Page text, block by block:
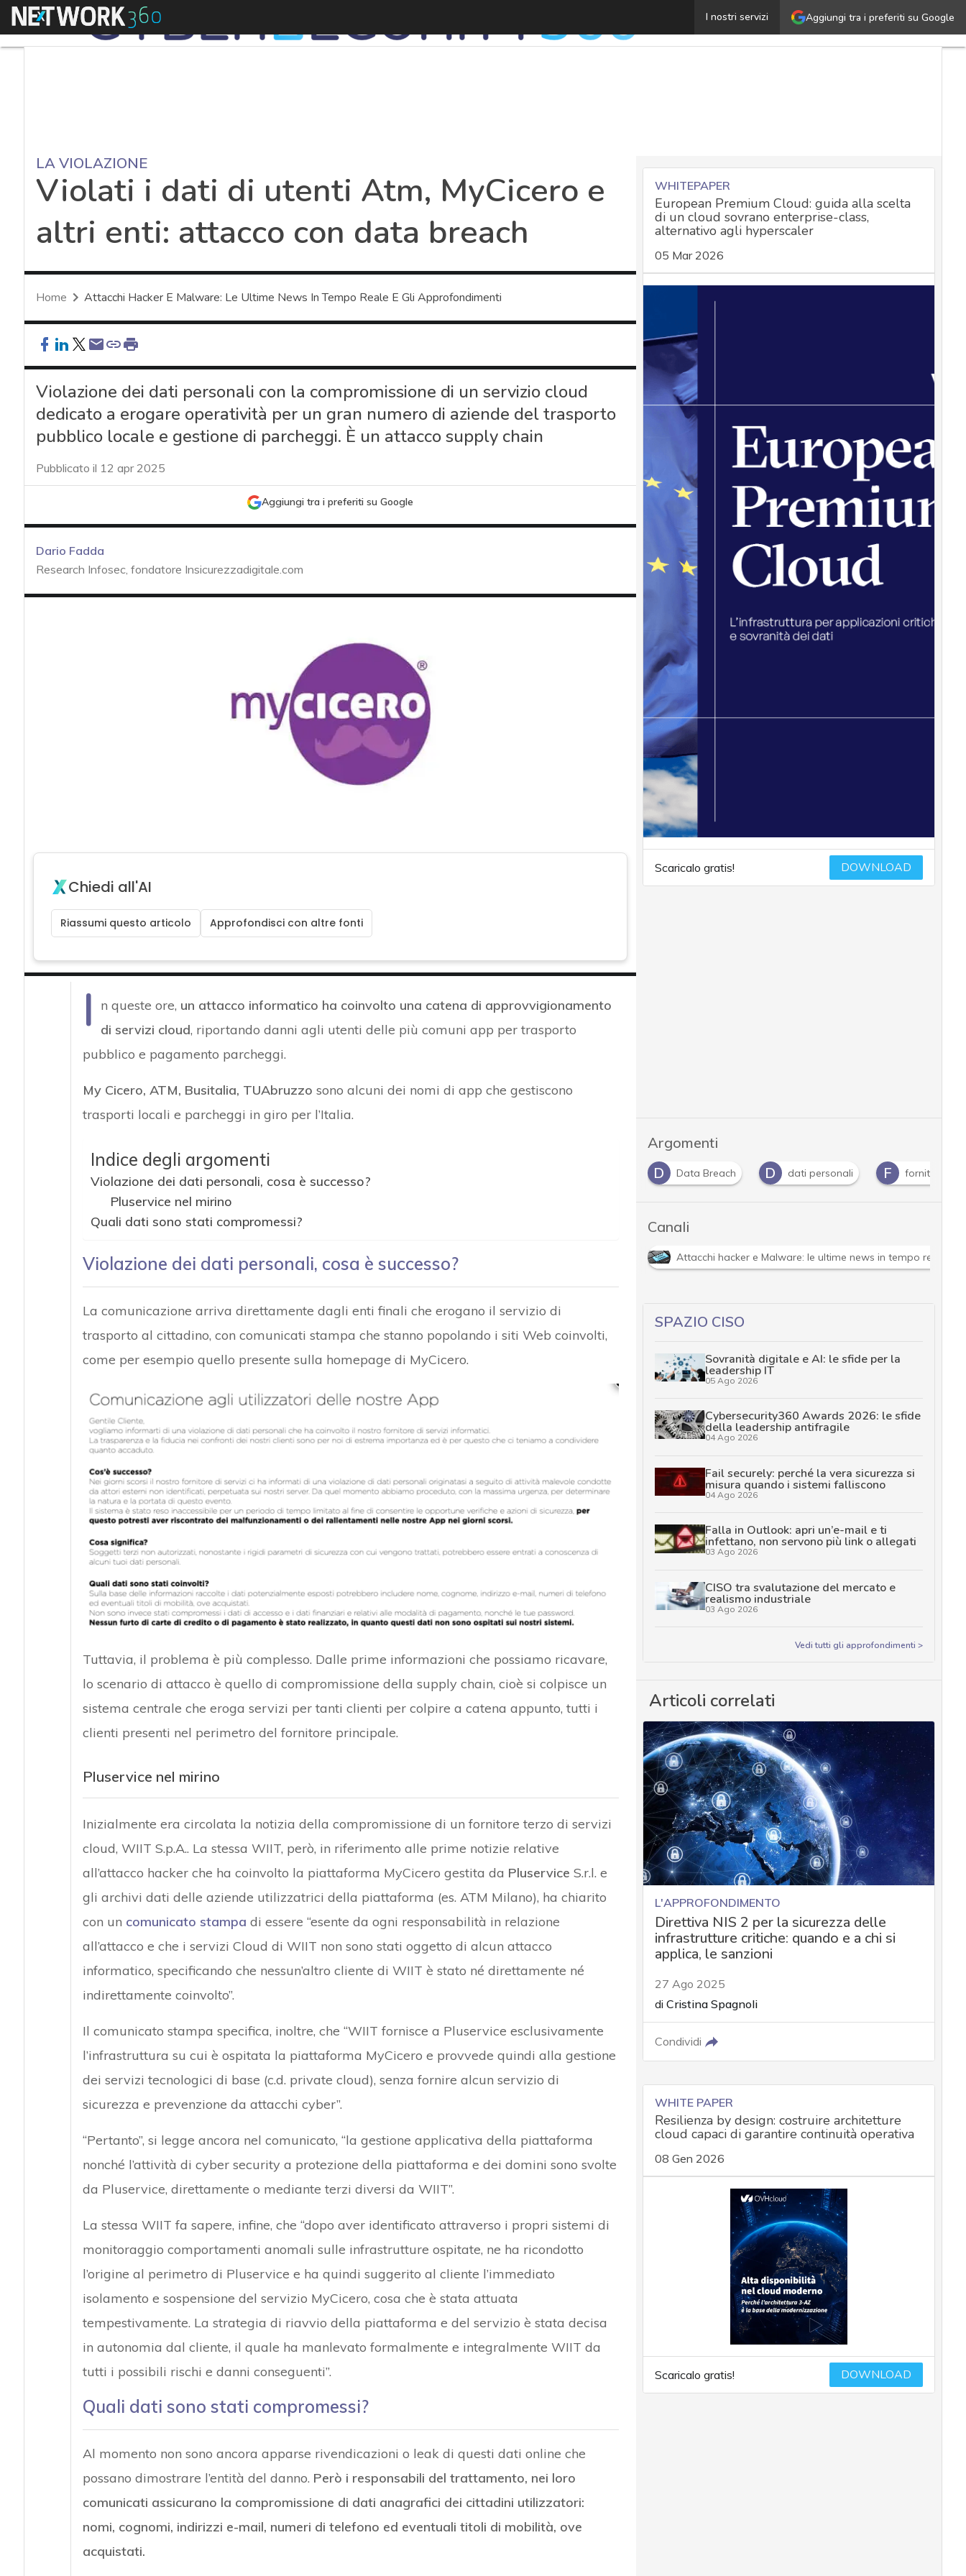
Aggiungi tra i preferiti su Google
I nostri servizi
Menu Violati i dati di utenti Atm, MyCicero e altri enti: attacco
LA VIOLAZIONE
Violati i dati di utenti Atm, MyCicero e
altri enti: attacco con data breach
Home Attacchi Hacker E Malware: Le Ultime News In Tempo Reale E Gli Approfondimenti
Violazione dei dati personali con la compromissione di un servizio cloud
dedicato a erogare operatività per un gran numero di aziende del trasporto
pubblico locale e gestione di parcheggi. È un attacco supply chain
Pubblicato il 12 apr 2025
Aggiungi tra i preferiti su Google
Dario Fadda
Research Infosec, fondatore Insicurezzadigitale.com
Chiedi all'AI
Riassumi questo articolo Approfondisci con altre fonti
I n queste ore, un attacco informatico ha coinvolto una catena di approvvigionamento
di servizi cloud, riportando danni agli utenti delle più comuni app per trasporto
pubblico e pagamento parcheggi.
My Cicero, ATM, Busitalia, TUAbruzzo sono alcuni dei nomi di app che gestiscono
trasporti locali e parcheggi in giro per l’Italia.
Indice degli argomenti
Violazione dei dati personali, cosa è successo?
Pluservice nel mirino
Quali dati sono stati compromessi?
Violazione dei dati personali, cosa è successo?
La comunicazione arriva direttamente dagli enti finali che erogano il servizio di
trasporto al cittadino, con comunicati stampa che stanno popolando i siti Web coinvolti,
come per esempio quello presente sulla homepage di MyCicero.
Tuttavia, il problema è più complesso. Dalle prime informazioni che possiamo ricavare,
lo scenario di attacco è quello di compromissione della supply chain, cioè si colpisce un
sistema centrale che eroga servizi per tanti clienti per colpire a catena appunto, tutti i
clienti presenti nel perimetro del fornitore principale.
Pluservice nel mirino
Inizialmente era circolata la notizia della compromissione di un fornitore terzo di servizi
cloud, WIIT S.p.A.. La stessa WIIT, però, in riferimento alle prime notizie relative
all’attacco hacker che ha coinvolto la piattaforma MyCicero gestita da Pluservice S.r.l. e
gli archivi dati delle aziende utilizzatrici della piattaforma (es. ATM Milano), ha chiarito
con un comunicato stampa di essere “esente da ogni responsabilità in relazione
all’attacco e che i servizi Cloud di WIIT non sono stati oggetto di alcun attacco
informatico, specificando che nessun’altro cliente di WIIT è stato né direttamente né
indirettamente coinvolto”.
Il comunicato stampa specifica, inoltre, che “WIIT fornisce a Pluservice esclusivamente
l’infrastruttura su cui è ospitata la piattaforma MyCicero e provvede quindi alla gestione
dei servizi tecnologici di base (c.d. private cloud), senza fornire alcun servizio di
sicurezza e prevenzione da attacchi cyber”.
“Pertanto”, si legge ancora nel comunicato, “la gestione applicativa della piattaforma
nonché l’attività di cyber security a protezione della piattaforma e dei domini sono svolte
da Pluservice, direttamente o mediante terzi diversi da WIIT”.
La stessa WIIT fa sapere, infine, che “dopo aver identificato attraverso i propri sistemi di
monitoraggio comportamenti anomali sulle infrastrutture ospitate, ne ha ricondotto
l’origine al perimetro di Pluservice e ha quindi suggerito al cliente l’immediato
isolamento e sospensione del servizio MyCicero, cosa che è stata attuata
tempestivamente. La strategia di riavvio della piattaforma e del servizio è stata decisa
in autonomia dal cliente, il quale ha manlevato formalmente e integralmente WIIT da
tutti i possibili rischi e danni conseguenti”.
Quali dati sono stati compromessi?
Al momento non sono ancora apparse rivendicazioni o leak di questi dati online che
possano dimostrare l’entità del danno. Però i responsabili del trattamento, nei loro
comunicati assicurano la compromissione di dati anagrafici dei cittadini utilizzatori:
nomi, cognomi, indirizzi e-mail, numeri di telefono ed eventuali titoli di mobilità, ove
acquistati.
WHITEPAPER
European Premium Cloud: guida alla scelta
di un cloud sovrano enterprise-class,
alternativo agli hyperscaler
05 Mar 2026
Scaricalo gratis! DOWNLOAD
Argomenti
D Data Breach D dati personali F fornitori
Canali
Attacchi hacker e Malware: le ultime news in tempo reale e
SPAZIO CISO
Sovranità digitale e AI: le sfide per la
leadership IT
05 Ago 2026
Cybersecurity360 Awards 2026: le sfide
della leadership antifragile
04 Ago 2026
Fail securely: perché la vera sicurezza si
misura quando i sistemi falliscono
04 Ago 2026
Falla in Outlook: apri un’e-mail e ti
infettano, non servono più link o allegati
03 Ago 2026
CISO tra svalutazione del mercato e
realismo industriale
03 Ago 2026
Vedi tutti gli approfondimenti >
Articoli correlati
L'APPROFONDIMENTO
Direttiva NIS 2 per la sicurezza delle
infrastrutture critiche: quando e a chi si
applica, le sanzioni
27 Ago 2025
di Cristina Spagnoli
Condividi
WHITE PAPER
Resilienza by design: costruire architetture
cloud capaci di garantire continuità operativa
08 Gen 2026
Scaricalo gratis! DOWNLOAD